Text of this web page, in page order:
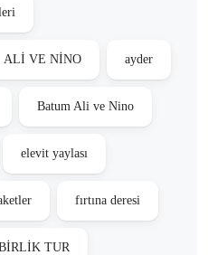
ALİ VE NİNO ayder
Batum Ali ve Nino
elevit yaylası
fırtına deresi
TUR